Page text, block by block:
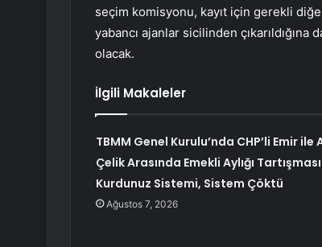
seçim komisyonu, kayıt için gerekli
yabancı ajanlar sicilinden
olacak.
İlgili Makaleler
TBMM Genel Kurulu’nda CHP’li Emir ile
Çelik Arasında Emekli Aylığı
Kurdunuz Sistemi, Sistem Çöktü
Ağustos 7, 2026